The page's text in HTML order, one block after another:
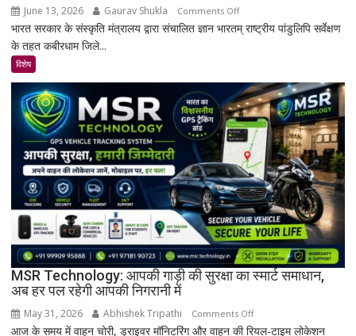
June 13, 2026 Gaurav Shukla Comments Offon
कबीरधाम
का
अनमोल
खजाना,
375
वर्ष
पुरानी
तालपत्र
पांडुलिपि
सहित
38
दुर्लभ
भारत सरकार के संस्कृति मंत्रालय द्वारा संचालित ज्ञान भारतम् राष्ट्रीय पांडुलिपि सर्वेक्षण
के तहत कबीरधाम जिले...
विशेष
MSR Technology: आपकी गाड़ी की सुरक्षा का स्मार्ट समाधान,
अब हर पल रहेगी आपकी निगरानी में
May 31, 2026 Abhishek Tripathi Comments Offon
MSR
आज के समय में वाहन चोरी, ड्राइवर मॉनिटरिंग और वाहन की रियल-टाइम लोकेशन